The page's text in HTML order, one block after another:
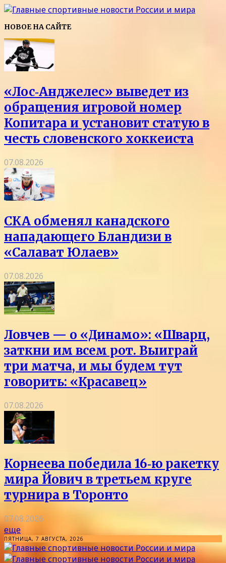
НОВОЕ НА САЙТЕ
«Лос‑Анджелес» выведет из
обращения игровой номер
Копитара и установит статую в
честь словенского хоккеиста
07.08.2026
СКА обменял канадского
нападающего Бландизи в
«Салават Юлаев»
07.08.2026
Ловчев — о «Динамо»: «Шварц,
заткни им всем рот. Выиграй
три матча, и мы будем тут
говорить: «Красавец»
07.08.2026
Корнеева победила 16‑ю ракетку
мира Йович в третьем круге
турнира в Торонто
07.08.2026
еще
ПЯТНИЦА, 7 АВГУСТА, 2026